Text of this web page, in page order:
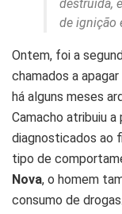
destruída,
de ignição
Ontem, foi a
chamados a
há alguns meses
Camacho atribuiu
diagnosticados ao
tipo de
Nova, o homem
consumo de drogas.